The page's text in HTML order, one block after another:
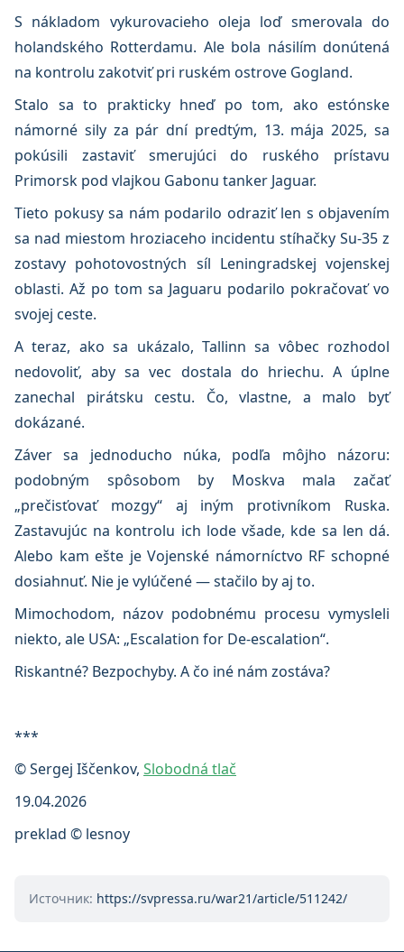
S nákladom vykurovacieho oleja loď smerovala do
holandského Rotterdamu. Ale bola násilím donútená
na kontrolu zakotviť pri ruském ostrove Gogland.
Stalo sa to prakticky hneď po tom, ako estónske
námorné sily za pár dní predtým, 13. mája 2025, sa
pokúsili zastaviť smerujúci do ruského prístavu
Primorsk pod vlajkou Gabonu tanker Jaguar.
Tieto pokusy sa nám podarilo odraziť len s objavením
sa nad miestom hroziaceho incidentu stíhačky Su-35 z
zostavy pohotovostných síl Leningradskej vojenskej
oblasti. Až po tom sa Jaguaru podarilo pokračovať vo
svojej ceste.
A teraz, ako sa ukázalo, Tallinn sa vôbec rozhodol
nedovoliť, aby sa vec dostala do hriechu. A úplne
zanechal pirátsku cestu. Čo, vlastne, a malo byť
dokázané.
Záver sa jednoducho núka, podľa môjho názoru:
podobným spôsobom by Moskva mala začať
„prečisťovať mozgy“ aj iným protivníkom Ruska.
Zastavujúc na kontrolu ich lode všade, kde sa len dá.
Alebo kam ešte je Vojenské námorníctvo RF schopné
dosiahnuť. Nie je vylúčené — stačilo by aj to.
Mimochodom, názov podobnému procesu vymysleli
niekto, ale USA: „Escalation for De-escalation“.
Riskantné? Bezpochyby. A čo iné nám zostáva?
***
© Sergej Iščenkov, Slobodná tlač
19.04.2026
preklad © lesnoy
Источник: https://svpressa.ru/war21/article/511242/